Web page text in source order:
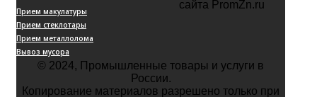
Прием макулатуры
Прием стеклотары
Прием металлолома
Вывоз мусора
© 2024, Промышленные товары и услуги в
России.
Копирование материалов разрешено только при